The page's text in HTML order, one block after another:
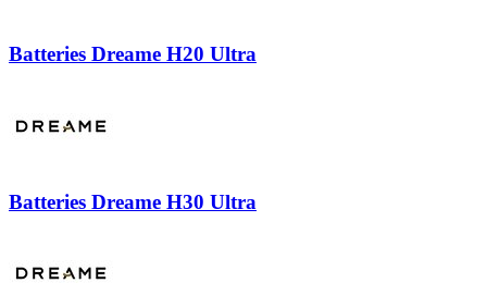
Batteries Dreame H20 Ultra
Batteries Dreame H30 Ultra